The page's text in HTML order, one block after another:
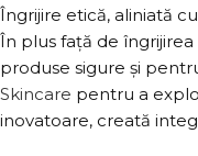
Îngrijire etică, aliniată
În plus față de
produse sigure și
Skincare pentru a
inovatoare, creată